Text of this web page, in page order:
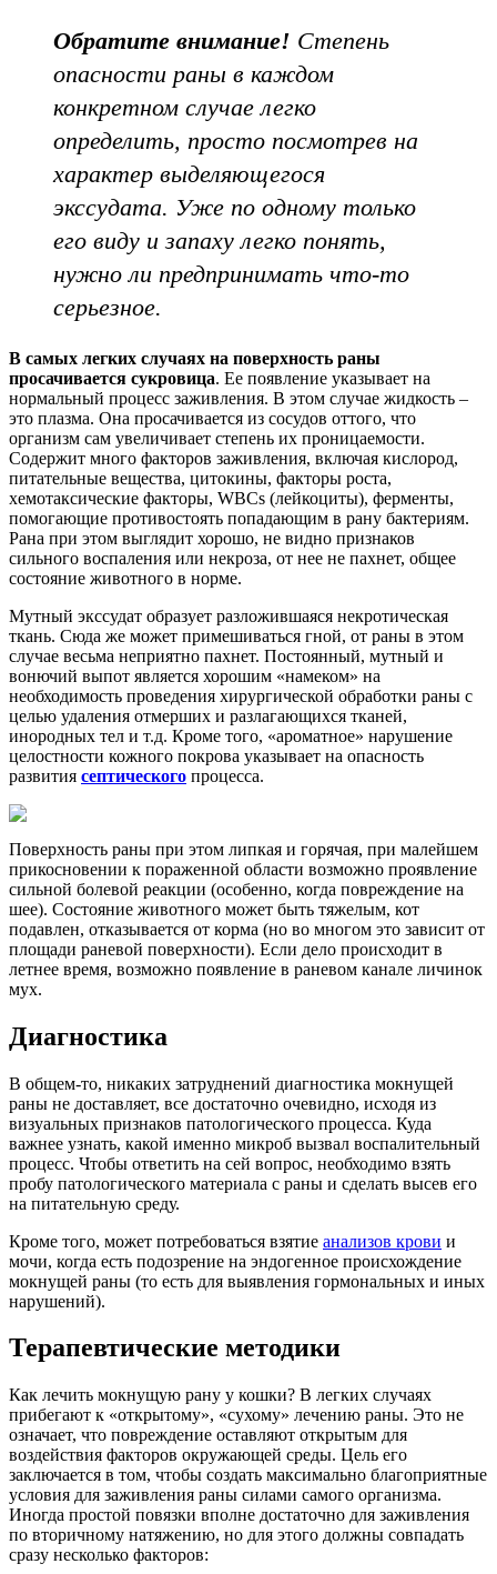
Обратите внимание! Степень
опасности раны в каждом
конкретном случае легко
определить, просто посмотрев на
характер выделяющегося
экссудата. Уже по одному только
его виду и запаху легко понять,
нужно ли предпринимать что-то
серьезное.
В самых легких случаях на поверхность раны
просачивается сукровица. Ее появление указывает на
нормальный процесс заживления. В этом случае жидкость –
это плазма. Она просачивается из сосудов оттого, что
организм сам увеличивает степень их проницаемости.
Содержит много факторов заживления, включая кислород,
питательные вещества, цитокины, факторы роста,
хемотаксические факторы, WBCs (лейкоциты), ферменты,
помогающие противостоять попадающим в рану бактериям.
Рана при этом выглядит хорошо, не видно признаков
сильного воспаления или некроза, от нее не пахнет, общее
состояние животного в норме.
Мутный экссудат образует разложившаяся некротическая
ткань. Сюда же может примешиваться гной, от раны в этом
случае весьма неприятно пахнет. Постоянный, мутный и
вонючий выпот является хорошим «намеком» на
необходимость проведения хирургической обработки раны с
целью удаления отмерших и разлагающихся тканей,
инородных тел и т.д. Кроме того, «ароматное» нарушение
целостности кожного покрова указывает на опасность
развития септического процесса.
Поверхность раны при этом липкая и горячая, при малейшем
прикосновении к пораженной области возможно проявление
сильной болевой реакции (особенно, когда повреждение на
шее). Состояние животного может быть тяжелым, кот
подавлен, отказывается от корма (но во многом это зависит от
площади раневой поверхности). Если дело происходит в
летнее время, возможно появление в раневом канале личинок
мух.
Диагностика
В общем-то, никаких затруднений диагностика мокнущей
раны не доставляет, все достаточно очевидно, исходя из
визуальных признаков патологического процесса. Куда
важнее узнать, какой именно микроб вызвал воспалительный
процесс. Чтобы ответить на сей вопрос, необходимо взять
пробу патологического материала с раны и сделать высев его
на питательную среду.
Кроме того, может потребоваться взятие анализов крови и
мочи, когда есть подозрение на эндогенное происхождение
мокнущей раны (то есть для выявления гормональных и иных
нарушений).
Терапевтические методики
Как лечить мокнущую рану у кошки? В легких случаях
прибегают к «открытому», «сухому» лечению раны. Это не
означает, что повреждение оставляют открытым для
воздействия факторов окружающей среды. Цель его
заключается в том, чтобы создать максимально благоприятные
условия для заживления раны силами самого организма.
Иногда простой повязки вполне достаточно для заживления
по вторичному натяжению, но для этого должны совпадать
сразу несколько факторов: